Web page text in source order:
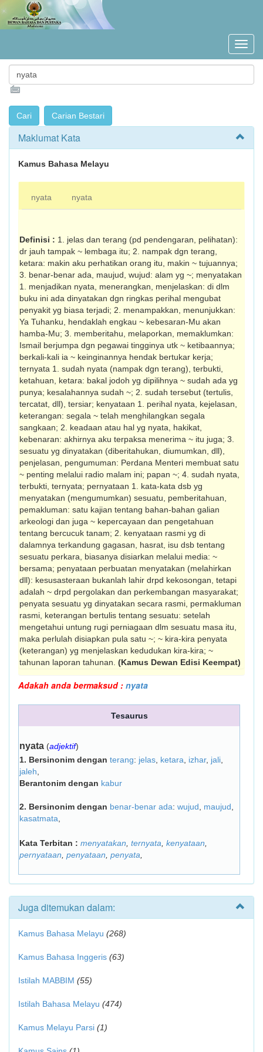
Maklumat Kata
Kamus Bahasa Melayu
nyata nyata
Definisi : 1. jelas dan terang (pd pendengaran, pelihatan):
dr jauh tampak ~ lembaga itu; 2. nampak dgn terang,
ketara: makin aku perhatikan orang itu, makin ~ tujuannya;
3. benar-benar ada, maujud, wujud: alam yg ~; menyatakan
1. menjadikan nyata, me­ne­rangkan, menjelaskan: di dlm
buku ini ada dinyatakan dgn ringkas perihal mengubat
penyakit yg biasa terjadi; 2. menampakkan, menunjukkan:
Ya Tuhanku, hendaklah engkau ~ kebesaran-Mu akan
hamba-Mu; 3. mem­beritahu, melaporkan, memaklumkan:
Ismail berjumpa dgn pegawai tingginya utk ~ ke­tibaannya;
berkali-kali ia ~ keinginannya hendak bertukar kerja;
ternyata 1. sudah nyata (nampak dgn terang), terbukti,
ketahuan, ketara: bakal jodoh yg dipilihnya ~ sudah ada yg
punya; ke­sa­lahannya sudah ~; 2. sudah tersebut (tertulis,
tercatat, dll), tersiar; kenyataan 1. perihal nyata, kejelasan,
keterangan: segala ~ telah menghilangkan segala
sangkaan; 2. keadaan atau hal yg nyata, hakikat,
kebenaran: akhirnya aku terpaksa menerima ~ itu juga; 3.
sesuatu yg dinyatakan (diberitahukan, diumumkan, dll),
penjelasan, pengumuman: Perdana Menteri membuat satu
~ penting melalui radio malam ini; papan ~; 4. sudah nyata,
terbukti, ternyata; pernyataan 1. kata-kata dsb yg
menyatakan (mengumumkan) sesuatu, pemberitahuan,
pemakluman: satu kajian tentang bahan-bahan galian
arkeologi dan juga ~ ke­percayaan dan pengetahuan
tentang ber­cucuk tanam; 2. kenyataan rasmi yg di
dalamnya terkandung gagasan, hasrat, isu dsb tentang
sesuatu perkara, biasanya disiarkan melalui media: ~
bersama; penyataan perbuatan menyatakan (me­la­hirkan
dll): kesusasteraan bukanlah lahir drpd kekosongan, tetapi
adalah ~ drpd pergolakan dan perkembangan masyarakat;
penyata sesuatu yg dinyatakan secara rasmi, permakluman
rasmi, keterangan bertulis tentang sesuatu: setelah
mengetahui untung rugi perniagaan dlm sesuatu masa itu,
maka perlulah disiapkan pula satu ~; ~ kira-kira penyata
(keterangan) yg menjelaskan ke­dudukan kira-kira; ~
tahunan laporan ta­hunan. (Kamus Dewan Edisi Keempat)
Adakah anda bermaksud : nyata
Tesaurus
nyata (adjektif)
1. Bersinonim dengan terang: jelas ketara izhar, jali
jaleh
Berantonim dengan kabur
2. Bersinonim dengan benar-benar ada: wujud maujud
kasatmata
Kata Terbitan : menyatakan ternyata kenyataan
pernyataan penyataan penyata
Juga ditemukan dalam:
Kamus Bahasa Melayu (268)
Kamus Bahasa Inggeris (63)
Istilah MABBIM (55)
Istilah Bahasa Melayu (474)
Kamus Melayu Parsi (1)